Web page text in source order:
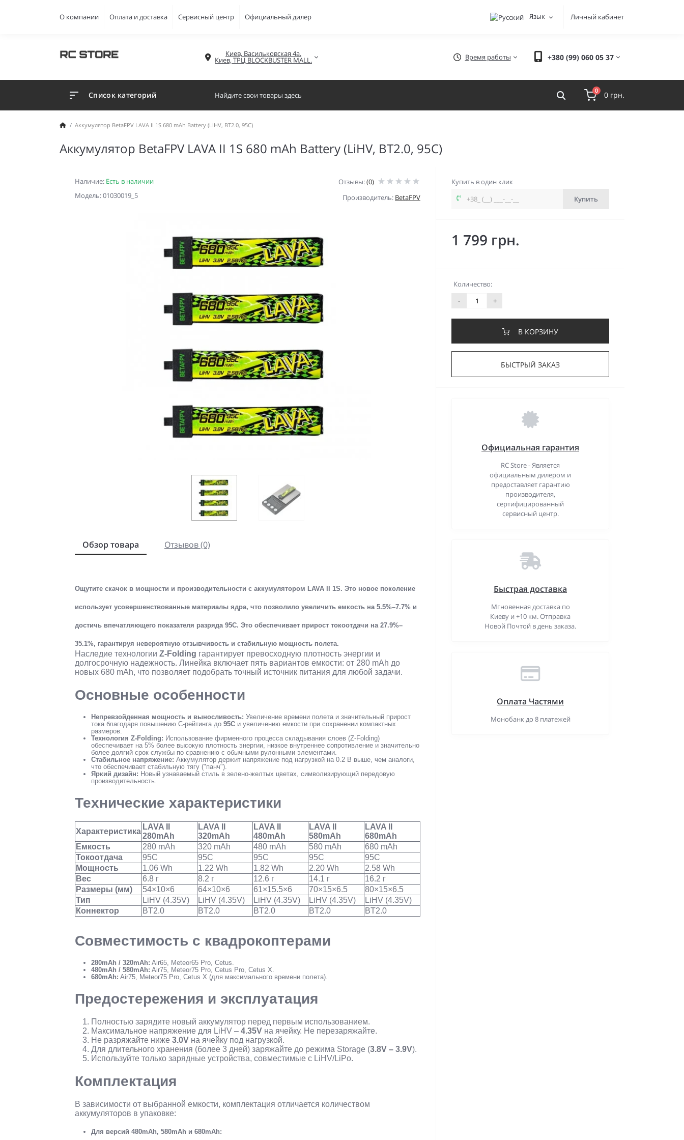
О компании Оплата и доставка Сервисный центр Официальный дилер Язык Личный кабинет
Киев, Васильковская 4а.
Киев, ТРЦ BLOCKBUSTER MALL. Время работы +380 (99) 060 05 37
Список категорий 0 0 грн.
Аккумулятор BetaFPV LAVA II 1S 680 mAh Battery (LiHV, BT2.0, 95C)
Аккумулятор BetaFPV LAVA II 1S 680 mAh Battery (LiHV, BT2.0, 95C)
Наличие: Есть в наличии
Модель: 01030019_5
Отзывы:(0)
Производитель: BetaFPV
Обзор товара Отзывов (0)
Ощутите скачок в мощности и производительности с аккумулятором LAVA II 1S. Это новое поколение
использует усовершенствованные материалы ядра, что позволило увеличить емкость на 5.5%–7.7% и
достичь впечатляющего показателя разряда 95C. Это обеспечивает прирост токоотдачи на 27.9%–
35.1%, гарантируя невероятную отзывчивость и стабильную мощность полета.
Наследие технологии Z-Folding гарантирует превосходную плотность энергии и
долгосрочную надежность. Линейка включает пять вариантов емкости: от 280 mAh до
новых 680 mAh, что позволяет подобрать точный источник питания для любой задачи.
Основные особенности
Непревзойденная мощность и выносливость: Увеличение времени полета и значительный прирост
тока благодаря повышению C-рейтинга до 95C и увеличению емкости при сохранении компактных
размеров.
Технология Z-Folding: Использование фирменного процесса складывания слоев (Z-Folding)
обеспечивает на 5% более высокую плотность энергии, низкое внутреннее сопротивление и значительно
более долгий срок службы по сравнению с обычными рулонными элементами.
Стабильное напряжение: Аккумулятор держит напряжение под нагрузкой на 0.2 В выше, чем аналоги,
что обеспечивает стабильную тягу ("панч").
Яркий дизайн: Новый узнаваемый стиль в зелено-желтых цветах, символизирующий передовую
производительность.
Технические характеристики
Характеристика
LAVA II
280mAh
LAVA II
320mAh
LAVA II
480mAh
LAVA II
580mAh
LAVA II
680mAh
Емкость
280 mAh 320 mAh 480 mAh 580 mAh
680 mAh
Токоотдача
95C 95C 95C 95C
95C
Мощность
1.06 Wh 1.22 Wh 1.82 Wh 2.20 Wh
2.58 Wh
Вес
6.8 г 8.2 г 12.6 г 14.1 г
16.2 г
Размеры (мм)
54×10×6 64×10×6 61×15.5×6 70×15×6.5
80×15×6.5
Тип
LiHV (4.35V) LiHV (4.35V) LiHV (4.35V) LiHV (4.35V)
LiHV (4.35V)
Коннектор
BT2.0 BT2.0 BT2.0 BT2.0 BT2.0
Совместимость с квадрокоптерами
280mAh / 320mAh: Air65, Meteor65 Pro, Cetus.
480mAh / 580mAh: Air75, Meteor75 Pro, Cetus Pro, Cetus X.
680mAh: Air75, Meteor75 Pro, Cetus X (для максимального времени полета).
Предостережения и эксплуатация
Полностью зарядите новый аккумулятор перед первым использованием.
Максимальное напряжение для LiHV – 4.35V на ячейку. Не перезаряжайте.
Не разряжайте ниже 3.0V на ячейку под нагрузкой.
Для длительного хранения (более 3 дней) заряжайте до режима Storage (3.8V – 3.9V).
Используйте только зарядные устройства, совместимые с LiHV/LiPo.
Комплектация
В зависимости от выбранной емкости, комплектация отличается количеством
аккумуляторов в упаковке:
Для версий 480mAh, 580mAh и 680mAh:
Купить в один клик
Купить
1 799 грн.
Количество:
-
+
В КОРЗИНУ
БЫСТРЫЙ ЗАКАЗ
Официальная гарантия
RC Store - Является
официальным дилером и
предоставляет гарантию
производителя,
сертифицированный
сервисный центр.
Быстрая доставка
Мгновенная доставка по
Киеву и +10 км. Отправка
Новой Почтой в день заказа.
Оплата Частями
Монобанк до 8 платежей